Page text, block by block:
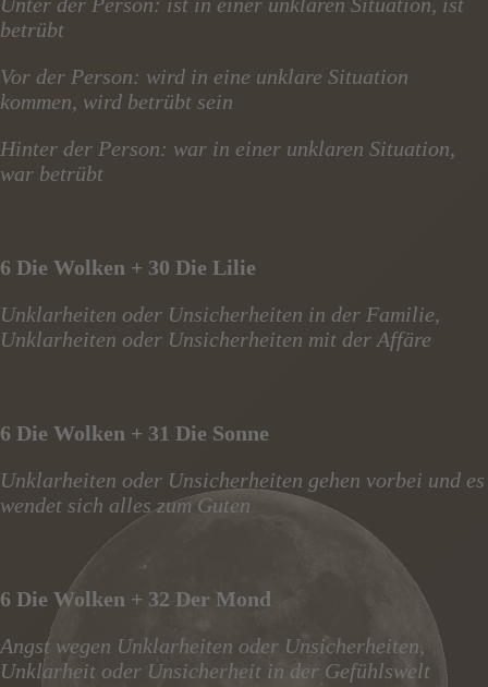
betrübt
Vor der Person: wird in eine unklare Situation
kommen, wird betrübt sein
Hinter der Person: war in einer unklaren Situation,
war betrübt
6 Die Wolken + 30 Die Lilie
Unklarheiten oder Unsicherheiten in der Familie,
Unklarheiten oder Unsicherheiten mit der Affäre
6 Die Wolken + 31 Die Sonne
Unklarheiten oder Unsicherheiten gehen vorbei und es
wendet sich alles zum Guten
6 Die Wolken + 32 Der Mond
Angst wegen Unklarheiten oder Unsicherheiten,
Unklarheit oder Unsicherheit in der Gefühlswelt